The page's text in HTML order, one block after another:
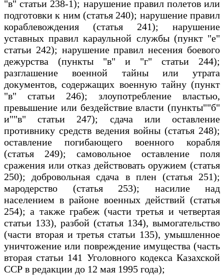
"в" статьи 238-1); нарушение правил полетов или
подготовки к ним (статья 240); нарушение правил
кораблевождения (статья 241); нарушение
уставных правил караульной службы (пункт "е"
статьи 242); нарушение правил несения боевого
дежурства (пункты "в" и "г" статьи 244);
разглашение военной тайны или утрата
документов, содержащих военную тайну (пункт
"в" статьи 246); злоупотребление властью,
превышение или бездействие власти (пункты""б"
и""в" статьи 247); сдача или оставление
противнику средств ведения войны (статья 248);
оставление погибающего военного корабля
(статья 249); самовольное оставление поля
сражения или отказ действовать оружием (статья
250); добровольная сдача в плен (статья 251);
мародерство (статья 253); насилие над
населением в районе военных действий (статья
254); а также грабеж (части третья и четвертая
статьи 133), разбой (статья 134), вымогательство
(части вторая и третья статьи 135), умышленное
уничтожение или повреждение имущества (часть
вторая статьи 141 Уголовного кодекса Казахской
ССР в редакции до 12 мая 1995 года);